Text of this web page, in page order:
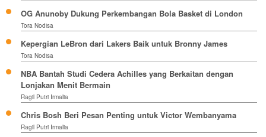
OG Anunoby Dukung Perkembangan Bola Basket di London
Tora Nodisa
Kepergian LeBron dari Lakers Baik untuk Bronny James
Tora Nodisa
NBA Bantah Studi Cedera Achilles yang Berkaitan dengan
Lonjakan Menit Bermain
Ragil Putri Irmalia
Chris Bosh Beri Pesan Penting untuk Victor Wembanyama
Ragil Putri Irmalia